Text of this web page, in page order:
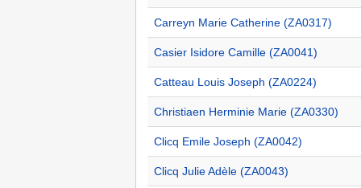
Carreyn Marie Catherine (ZA0317)
Casier Isidore Camille (ZA0041)
Catteau Louis Joseph (ZA0224)
Christiaen Herminie Marie (ZA0330)
Clicq Emile Joseph (ZA0042)
Clicq Julie Adèle (ZA0043)